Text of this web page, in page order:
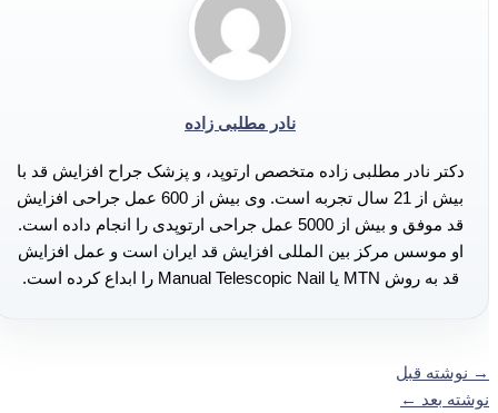
نادر مطلبی زاده
دکتر نادر مطلبی زاده متخصص ارتوپد، و پزشک جراح افزایش قد با
بیش از 21 سال تجربه است. وی بیش از 600 عمل جراحی افزایش
قد موفق و بیش از 5000 عمل جراحی ارتوپدی را انجام داده است.
او موسس مرکز بین المللی افزایش قد ایران است و عمل افزایش
قد به روش MTN یا Manual Telescopic Nail را ابداع کرده است.
→نوشته قبل
نوشته بعد←